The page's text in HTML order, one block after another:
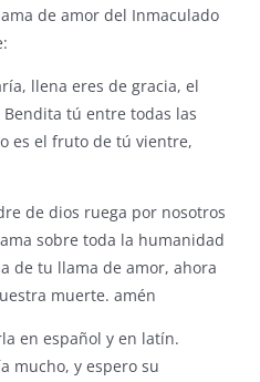
de amor del Inmaculado
llena eres de gracia, el
tú entre todas las
es el fruto de tú vientre,
de dios ruega por nosotros
sobre toda la humanidad
de tu llama de amor, ahora
muerte. amén
en español y en latín.
mucho, y espero su